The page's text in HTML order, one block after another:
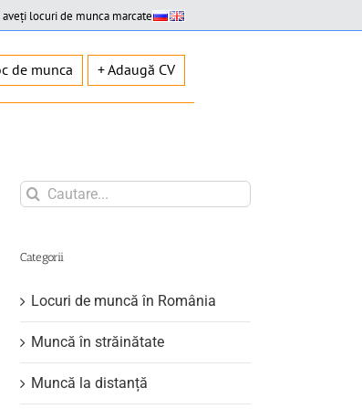
aveți locuri de munca marcate
de munca + Adaugă CV
Search
for:
Categorii
Locuri de muncă în România
Muncă în străinătate
Muncă la distanță